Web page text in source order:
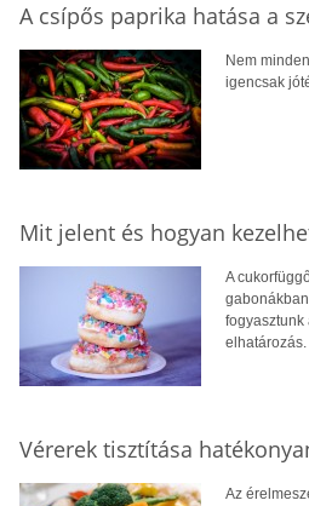
A csípős paprika hatása a
Nem
igencsak
Mit jelent és hogyan
A
fogyasztunk
elhatározás.
Vérerek tisztítása
Az